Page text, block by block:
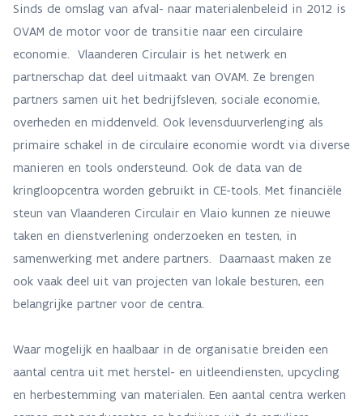
Sinds de omslag van afval- naar materialenbeleid in 2012 is
OVAM de motor voor de transitie naar een circulaire
economie. Vlaanderen Circulair is het netwerk en
partnerschap dat deel uitmaakt van OVAM. Ze brengen
partners samen uit het bedrijfsleven, sociale economie,
overheden en middenveld. Ook levensduurverlenging als
primaire schakel in de circulaire economie wordt via diverse
manieren en tools ondersteund. Ook de data van de
kringloopcentra worden gebruikt in CE-tools. Met financiële
steun van Vlaanderen Circulair en Vlaio kunnen ze nieuwe
taken en dienstverlening onderzoeken en testen, in
samenwerking met andere partners. Daarnaast maken ze
ook vaak deel uit van projecten van lokale besturen, een
belangrijke partner voor de centra.
Waar mogelijk en haalbaar in de organisatie breiden een
aantal centra uit met herstel- en uitleendiensten, upcycling
en herbestemming van materialen. Een aantal centra werken